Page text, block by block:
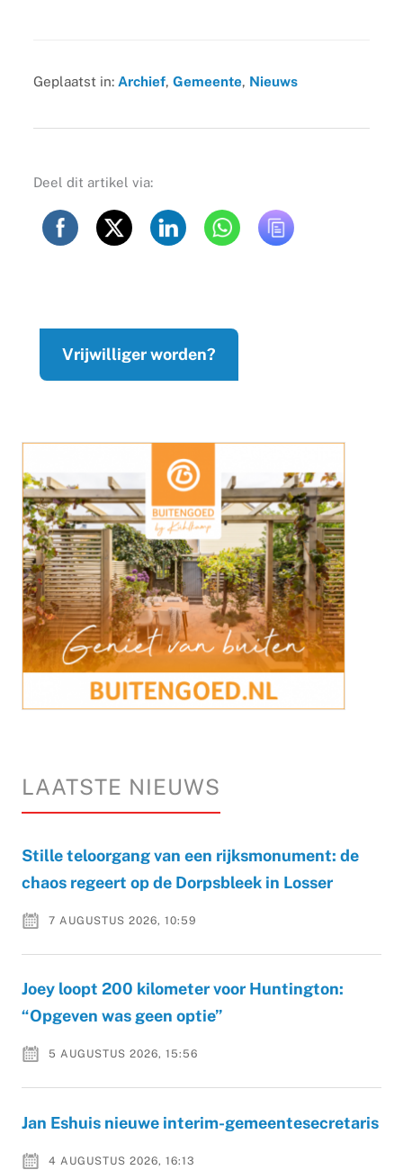
Geplaatst in: Archief, Gemeente, Nieuws
Deel dit artikel via:
Vrijwilliger worden?
LAATSTE NIEUWS
Stille teloorgang van een rijksmonument: de
chaos regeert op de Dorpsbleek in Losser
7 AUGUSTUS 2026, 10:59
Joey loopt 200 kilometer voor Huntington:
“Opgeven was geen optie”
5 AUGUSTUS 2026, 15:56
Jan Eshuis nieuwe interim-gemeentesecretaris
4 AUGUSTUS 2026, 16:13